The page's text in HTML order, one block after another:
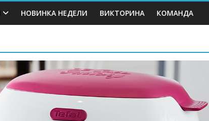
НОВИНКА НЕДЕЛИ ВИКТОРИНА КОМАНДА